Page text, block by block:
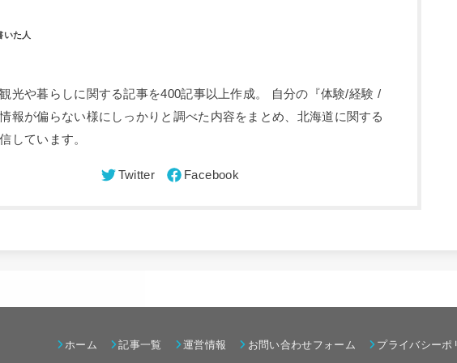
光や暮らしに関する記事を400記事以上作成。 自分の『体験/経験 /
報が偏らない様にしっかりと調べた内容をまとめ、北海道に関する
しています。
ホーム 記事一覧 運営情報 お問い合わせフォーム プライバシーポ